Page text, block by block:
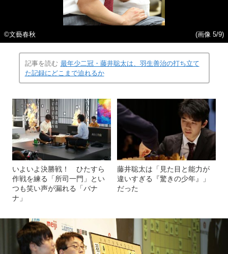
©文藝春秋 (画像 5/9)
記事を読む 最年少二冠・藤井聡太は、羽生善治の打ち立て
た記録にどこまで迫れるか
いよいよ決勝戦！ ひたすら
作戦を練る「所司一門」とい
つも笑い声が漏れる「バナ
ナ」
藤井聡太は「見た目と能力が
違いすぎる『驚きの少年』」
だった